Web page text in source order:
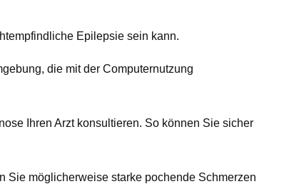
Epilepsie sein kann.
die mit der Computernutzung
Ihren Arzt konsultieren. So können Sie sicher
Sie möglicherweise starke pochende Schmerzen